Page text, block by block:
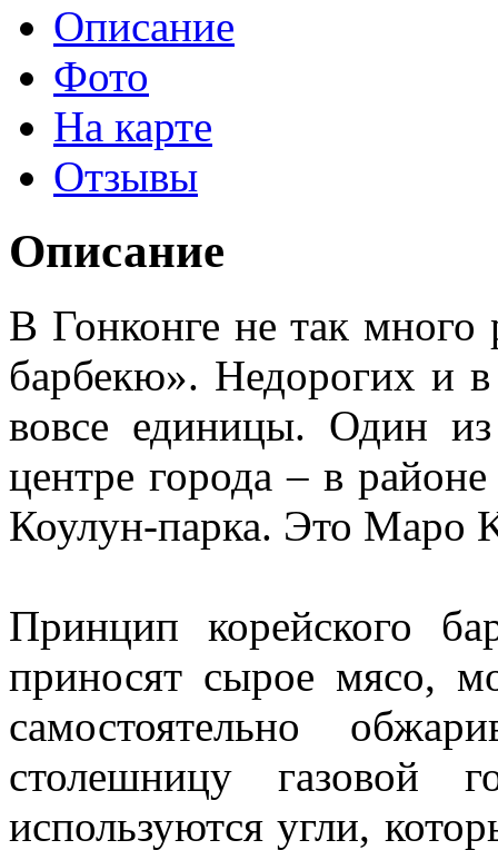
Описание
Фото
На карте
Отзывы
Описание
В Гонконге не так много
барбекю». Недорогих и
вовсе единицы. Один из
центре города – в
Коулун-парка. Это Mapo
Принцип корейского
приносят сырое мясо,
самостоятельно
столешницу газовой
используются угли,